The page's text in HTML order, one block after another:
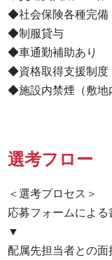
◆社会保険各種完備
◆制服貸与
◆車通勤補助あり
◆資格取得支援制度
◆施設内禁煙（敷地
選考フロー
＜選考プロセス＞
応募フォームによ
▼
配属先担当者との面